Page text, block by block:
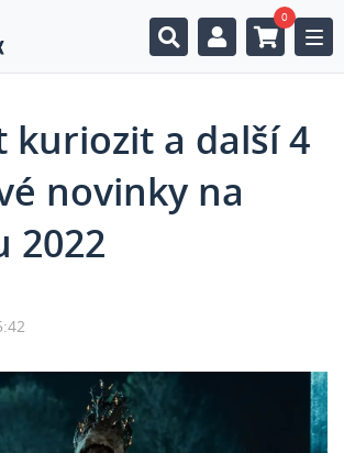
0
kuriozit a další 4
novinky na
2022